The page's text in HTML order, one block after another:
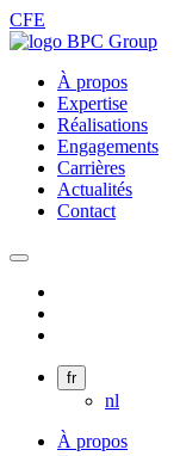
CFE
À propos
Expertise
Réalisations
Engagements
Carrières
Actualités
Contact
fr
nl
À propos